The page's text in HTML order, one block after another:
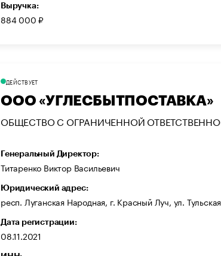
Выручка:
884 000 ₽
ДЕЙСТВУЕТ
ООО «УГЛЕСБЫТПОСТАВКА»
ОБЩЕСТВО С ОГРАНИЧЕННОЙ
Генеральный Директор:
Титаренко Виктор Васильевич
Юридический адрес:
респ. Луганская Народная, г. Красный Луч, ул.
Дата регистрации:
08.11.2021